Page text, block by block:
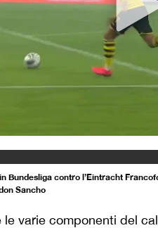
Bundesliga contro l’Eintracht
Sancho
le varie componenti del